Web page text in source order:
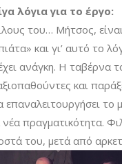
λόγια για το έργο:
του… Μήτσος,
και γι’ αυτό το
ανάγκη. Η ταβέρνα
και
το
πραγματικότητα.
του, μετά από